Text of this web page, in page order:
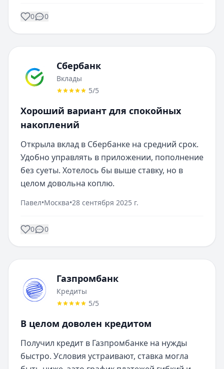
0 0
Сбербанк
Вклады
5/5
Хороший вариант для спокойных
накоплений
Открыла вклад в Сбербанке на средний срок.
Удобно управлять в приложении, пополнение
без суеты. Хотелось бы выше ставку, но в
целом довольна коплю.
Павел•Москва•28 сентября 2025 г.
0 0
Газпромбанк
Кредиты
5/5
В целом доволен кредитом
Получил кредит в Газпромбанке на нужды
быстро. Условия устраивают, ставка могла